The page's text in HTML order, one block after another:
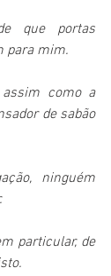
que portas
para mim.
como a
de sabão
ninguém
particular, de